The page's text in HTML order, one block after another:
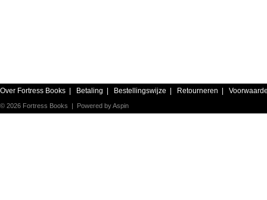
Over Fortress Books Betaling Bestellingswijze Retourneren
© 2026 Fortress Books | Powered byAspin